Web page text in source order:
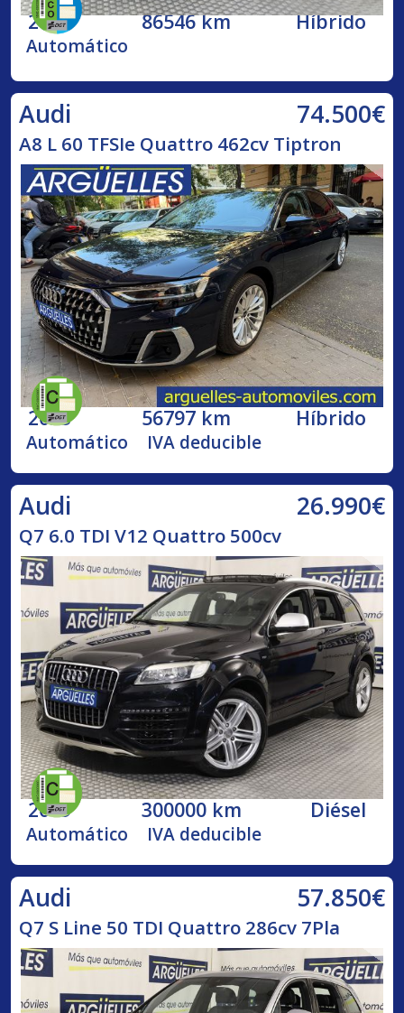
2020 86546 km Híbrido
Automático
Audi 74.500€
A8 L 60 TFSIe Quattro 462cv Tiptron
2023 56797 km Híbrido
Automático IVA deducible
Audi 26.990€
Q7 6.0 TDI V12 Quattro 500cv
2009 300000 km Diésel
Automático IVA deducible
Audi 57.850€
Q7 S Line 50 TDI Quattro 286cv 7Pla